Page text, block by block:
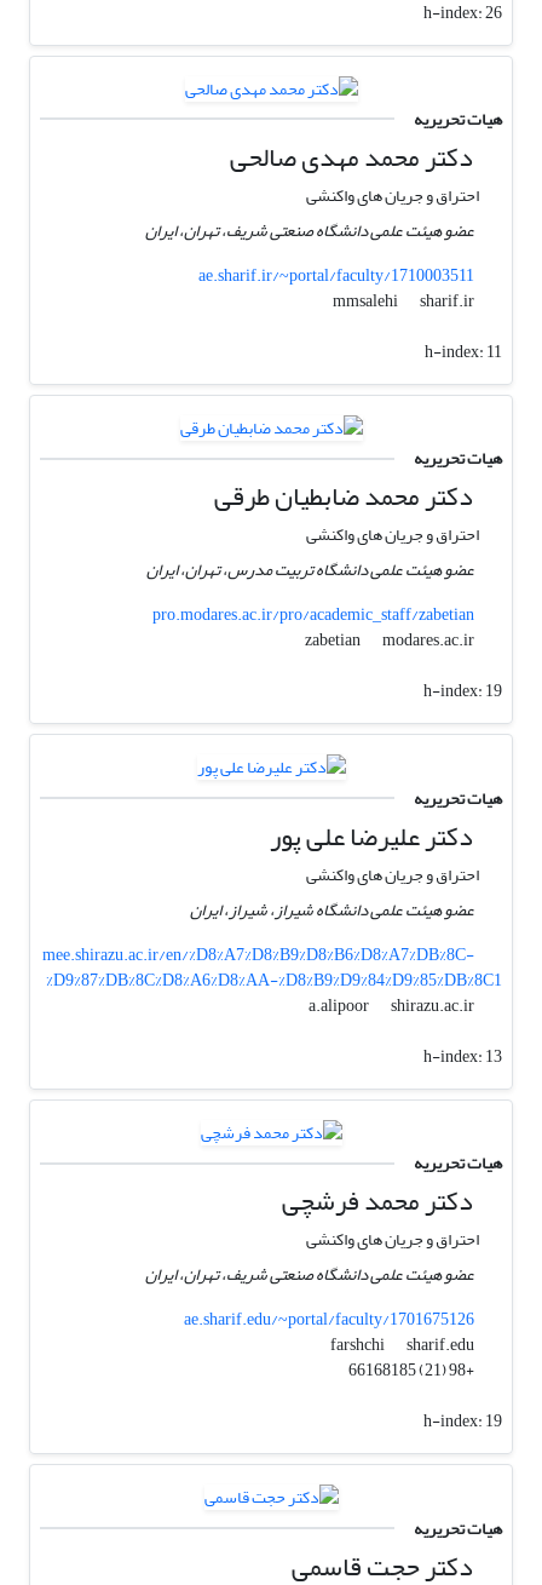
h-index:26
هیات تحریریه
دکتر محمد مهدی صالحی
احتراق و جریان های واکنشی
عضو هیئت علمی دانشگاه صنعتی شریف، تهران، ایران
ae.sharif.ir/~portal/faculty/1710003511
mmsalehi
sharif.ir
h-index:11
هیات تحریریه
دکتر محمد ضابطیان طرقی
احتراق و جریان های واکنشی
عضو هیئت علمی دانشگاه تربیت مدرس، تهران، ایران
pro.modares.ac.ir/pro/academic_staff/zabetian
zabetian
modares.ac.ir
h-index:19
هیات تحریریه
دکتر علیرضا علی پور
احتراق و جریان های واکنشی
عضو هیئت علمی دانشگاه شیراز، شیراز، ایران
mee.shirazu.ac.ir/en/%D8%A7%D8%B9%D8%B6%D8%A7%DB%8C-
%D9%87%DB%8C%D8%A6%D8%AA-%D8%B9%D9%84%D9%85%DB%8C1
a.alipoor
shirazu.ac.ir
h-index:13
هیات تحریریه
دکتر محمد فرشچی
احتراق و جریان های واکنشی
عضو هیئت علمی دانشگاه صنعتی شریف، تهران، ایران
ae.sharif.edu/~portal/faculty/1701675126
farshchi
sharif.edu
+98 (21) 66168185
h-index:19
هیات تحریریه
دکتر حجت قاسمی